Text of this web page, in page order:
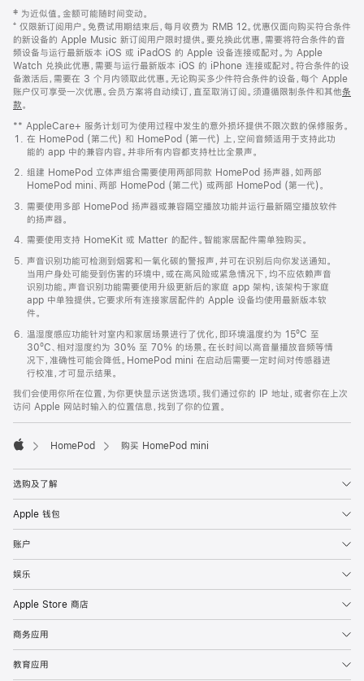
页
页
脚
注
‡ 为近似值。金额可能随时间变动。
⁺ 仅限新订阅用户。免费试用期结束后，每月收费为 RMB 12。优惠仅面向购买符合条件
的新设备的 Apple Music 新订阅用户限时提供。要兑换此优惠，需要将符合条件的音
频设备与运行最新版本 iOS 或 iPadOS 的 Apple 设备连接或配对。为 Apple
Watch 兑换此优惠，需要与运行最新版本 iOS 的 iPhone 连接或配对。符合条件的设
备激活后，需要在 3 个月内领取此优惠。无论购买多少件符合条件的设备，每个 Apple
账户仅可享受一次优惠。会员方案将自动续订，直至取消订阅。须遵循限制条件和其他条
款。
窗
口
中
打
开)
** AppleCare+ 服务计划可为使用过程中发生的意外损坏提供不限次数的保修服务。
在 HomePod (第二代) 和 HomePod (第一代) 上，空间音频适用于支持此功
能的 app 中的兼容内容。并非所有内容都支持杜比全景声。
组建 HomePod 立体声组合需要使用两部同款 HomePod 扬声器，如两部
HomePod mini、两部 HomePod (第二代) 或两部 HomePod (第一代)。
需要使用多部 HomePod 扬声器或兼容隔空播放功能并运行最新隔空播放软件
的扬声器。
需要使用支持 HomeKit 或 Matter 的配件。智能家居配件需单独购买。
声音识别功能可检测到烟雾和一氧化碳的警报声，并可在识别后向你发送通知。
当用户身处可能受到伤害的环境中，或在高风险或紧急情况下，均不应依赖声音
识别功能。声音识别功能需要使用升级更新后的家庭 app 架构，该架构于家庭
app 中单独提供。它要求所有连接家居配件的 Apple 设备均使用最新版本软
件。
温湿度感应功能针对室内和家居场景进行了优化，即环境温度约为 15ºC 至
30ºC、相对湿度约为 30% 至 70% 的场景。在长时间以高音量播放音频等情
况下，准确性可能会降低。HomePod mini 在启动后需要一定时间对传感器进
行校准，才可显示结果。
我们会使用你所在位置，为你更快显示送货选项。我们通过你的 IP 地址，或者你在上次
访问 Apple 网站时输入的位置信息，找到了你的位置。
HomePod 购买 HomePod mini
选购及了解
Apple 钱包
账户
娱乐
Apple Store 商店
商务应用
教育应用